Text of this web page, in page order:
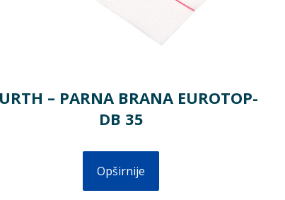
– PARNA BRANA EUROTOP-
DB 35
Opširnije